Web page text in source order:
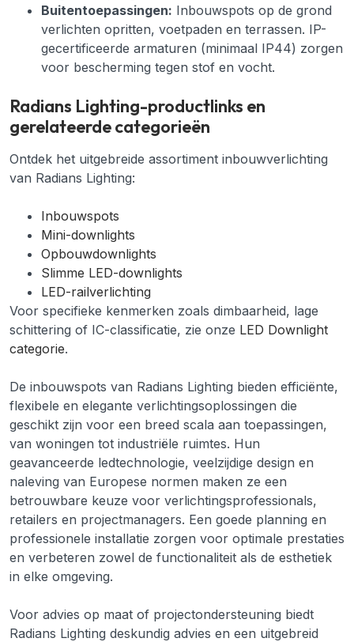
Buitentoepassingen: Inbouwspots op de grond
verlichten opritten, voetpaden en terrassen. IP-
gecertificeerde armaturen (minimaal IP44) zorgen
voor bescherming tegen stof en vocht.
Radians Lighting-productlinks en
gerelateerde categorieën
Ontdek het uitgebreide assortiment inbouwverlichting
van Radians Lighting:
Inbouwspots
Mini-downlights
Opbouwdownlights
Slimme LED-downlights
LED-railverlichting
Voor specifieke kenmerken zoals dimbaarheid, lage
schittering of IC-classificatie, zie onze LED Downlight
categorie.
De inbouwspots van Radians Lighting bieden efficiënte,
flexibele en elegante verlichtingsoplossingen die
geschikt zijn voor een breed scala aan toepassingen,
van woningen tot industriële ruimtes. Hun
geavanceerde ledtechnologie, veelzijdige design en
naleving van Europese normen maken ze een
betrouwbare keuze voor verlichtingsprofessionals,
retailers en projectmanagers. Een goede planning en
professionele installatie zorgen voor optimale prestaties
en verbeteren zowel de functionaliteit als de esthetiek
in elke omgeving.
Voor advies op maat of projectondersteuning biedt
Radians Lighting deskundig advies en een uitgebreid